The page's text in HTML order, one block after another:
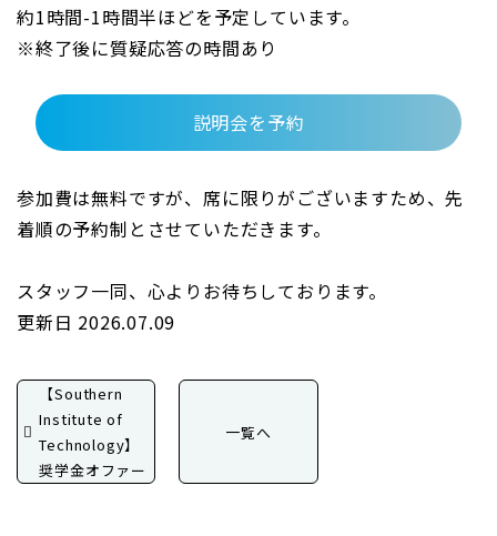
約1時間-1時間半ほどを予定しています。
※終了後に質疑応答の時間あり
説明会を予約
参加費は無料ですが、席に限りがございますため、先
着順の予約制とさせていただきます。
スタッフ一同、心よりお待ちしております。
更新日 2026.07.09
【Southern
Institute of
Technology】
奨学金オファー
一覧へ